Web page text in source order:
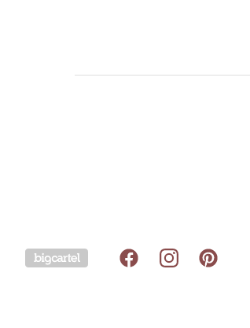
Powered by Big Cartel